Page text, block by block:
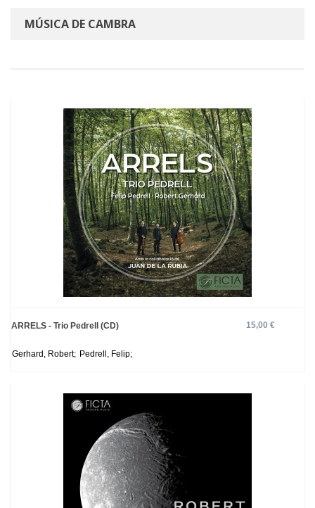
MÚSICA DE CAMBRA
ARRELS - Trio Pedrell (CD) 15,00 €
Gerhard, Robert; Pedrell, Felip;